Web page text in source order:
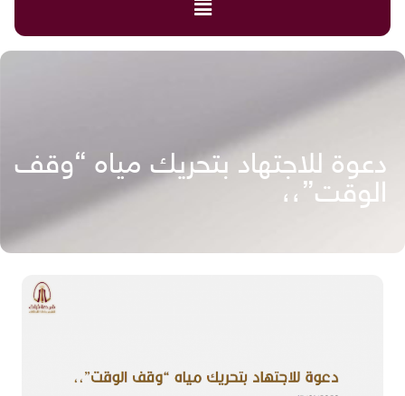
دعوة للاجتهاد بتحريك مياه “وقف
الوقت”،،